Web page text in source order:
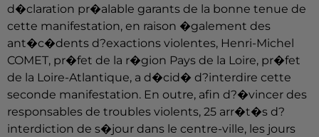
d�claration pr�alable garants de la bonne tenue de
cette manifestation, en raison �galement des
ant�c�dents d?exactions violentes, Henri-Michel
COMET, pr�fet de la r�gion Pays de la Loire, pr�fet
de la Loire-Atlantique, a d�cid� d?interdire cette
seconde manifestation. En outre, afin d?�vincer des
responsables de troubles violents, 25 arr�t�s d?
interdiction de s�jour dans le centre-ville, les jours